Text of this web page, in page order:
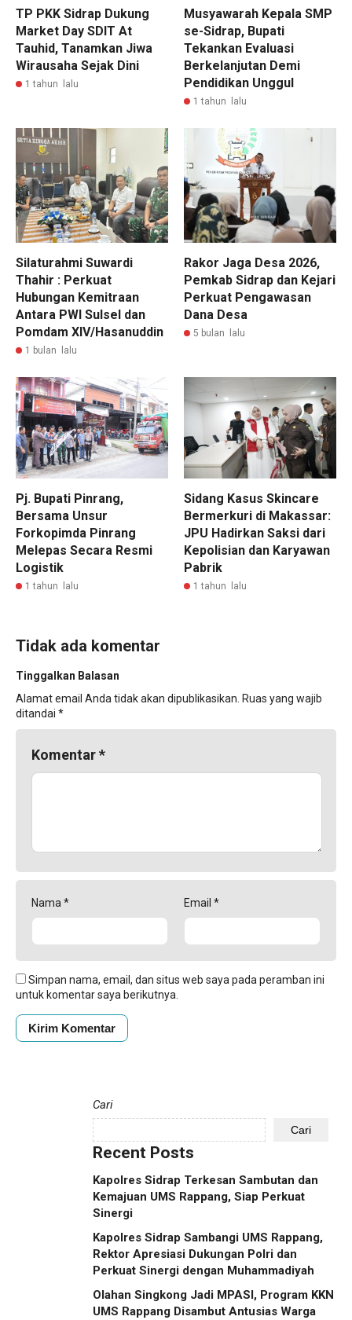
TP PKK Sidrap Dukung
Market Day SDIT At
Tauhid, Tanamkan Jiwa
Wirausaha Sejak Dini
1 tahun lalu
Musyawarah Kepala SMP
se-Sidrap, Bupati
Tekankan Evaluasi
Berkelanjutan Demi
Pendidikan Unggul
1 tahun lalu
Silaturahmi Suwardi
Thahir : Perkuat
Hubungan Kemitraan
Antara PWI Sulsel dan
Pomdam XIV/Hasanuddin
1 bulan lalu
Rakor Jaga Desa 2026,
Pemkab Sidrap dan Kejari
Perkuat Pengawasan
Dana Desa
5 bulan lalu
Pj. Bupati Pinrang,
Bersama Unsur
Forkopimda Pinrang
Melepas Secara Resmi
Logistik
1 tahun lalu
Sidang Kasus Skincare
Bermerkuri di Makassar:
JPU Hadirkan Saksi dari
Kepolisian dan Karyawan
Pabrik
1 tahun lalu
Tidak ada komentar
Tinggalkan Balasan
Alamat email Anda tidak akan dipublikasikan. Ruas yang wajib
ditandai *
Komentar*
Nama* Email *
Simpan nama, email, dan situs web saya pada peramban ini
untuk komentar saya berikutnya.
Cari
Cari
Recent Posts
Kapolres Sidrap Terkesan Sambutan dan
Kemajuan UMS Rappang, Siap Perkuat
Sinergi
Kapolres Sidrap Sambangi UMS Rappang,
Rektor Apresiasi Dukungan Polri dan
Perkuat Sinergi dengan Muhammadiyah
Olahan Singkong Jadi MPASI, Program KKN
UMS Rappang Disambut Antusias Warga